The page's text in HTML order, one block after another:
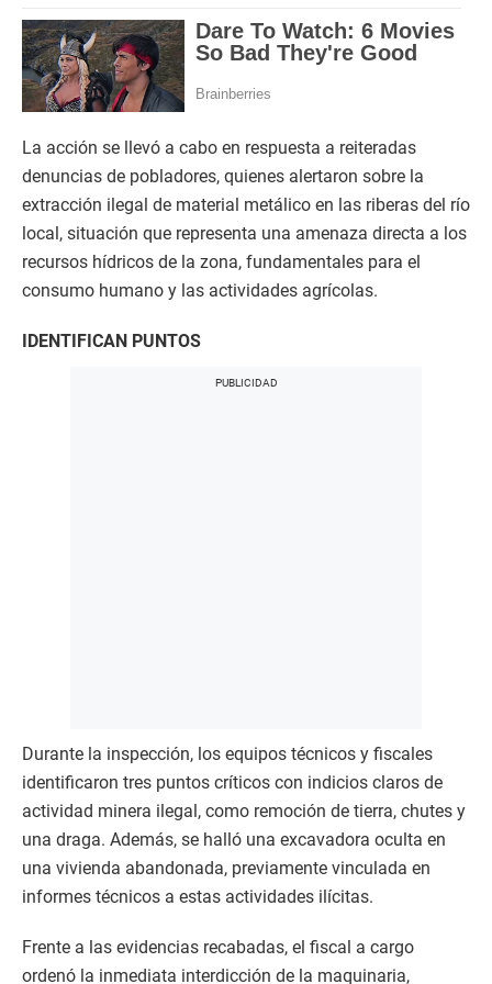
La acción se llevó a cabo en respuesta a reiteradas
denuncias de pobladores, quienes alertaron sobre la
extracción ilegal de material metálico en las riberas del río
local, situación que representa una amenaza directa a los
recursos hídricos de la zona, fundamentales para el
consumo humano y las actividades agrícolas.
IDENTIFICAN PUNTOS
Durante la inspección, los equipos técnicos y fiscales
identificaron tres puntos críticos con indicios claros de
actividad minera ilegal, como remoción de tierra, chutes y
una draga. Además, se halló una excavadora oculta en
una vivienda abandonada, previamente vinculada en
informes técnicos a estas actividades ilícitas.
Frente a las evidencias recabadas, el fiscal a cargo
ordenó la inmediata interdicción de la maquinaria,